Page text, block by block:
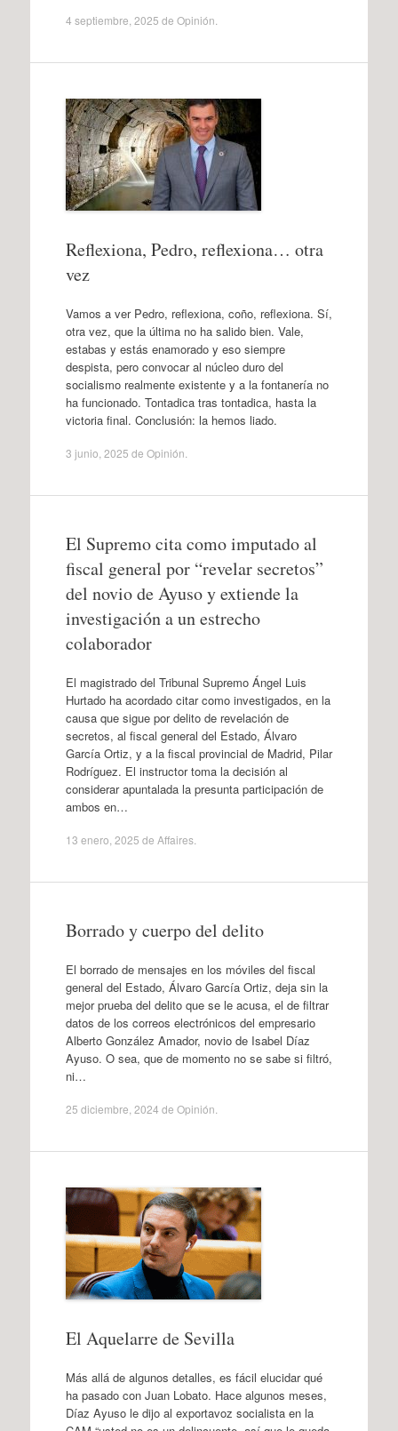
4 septiembre, 2025 de Opinión
Reflexiona, Pedro, reflexiona… otra
vez
Vamos a ver Pedro, reflexiona, coño, reflexiona. Sí,
otra vez, que la última no ha salido bien. Vale,
estabas y estás enamorado y eso siempre
despista, pero convocar al núcleo duro del
socialismo realmente existente y a la fontanería no
ha funcionado. Tontadica tras tontadica, hasta la
victoria final. Conclusión: la hemos liado.
3 junio, 2025 de Opinión
El Supremo cita como imputado al
fiscal general por “revelar secretos”
del novio de Ayuso y extiende la
investigación a un estrecho
colaborador
El magistrado del Tribunal Supremo Ángel Luis
Hurtado ha acordado citar como investigados, en la
causa que sigue por delito de revelación de
secretos, al fiscal general del Estado, Álvaro
García Ortiz, y a la fiscal provincial de Madrid, Pilar
Rodríguez. El instructor toma la decisión al
considerar apuntalada la presunta participación de
ambos en…
13 enero, 2025 de Affaires.
Borrado y cuerpo del delito
El borrado de mensajes en los móviles del fiscal
general del Estado, Álvaro García Ortiz, deja sin la
mejor prueba del delito que se le acusa, el de filtrar
datos de los correos electrónicos del empresario
Alberto González Amador, novio de Isabel Díaz
Ayuso. O sea, que de momento no se sabe si filtró,
ni…
25 diciembre, 2024 de Opinión
El Aquelarre de Sevilla
Más allá de algunos detalles, es fácil elucidar qué
ha pasado con Juan Lobato. Hace algunos meses,
Díaz Ayuso le dijo al exportavoz socialista en la